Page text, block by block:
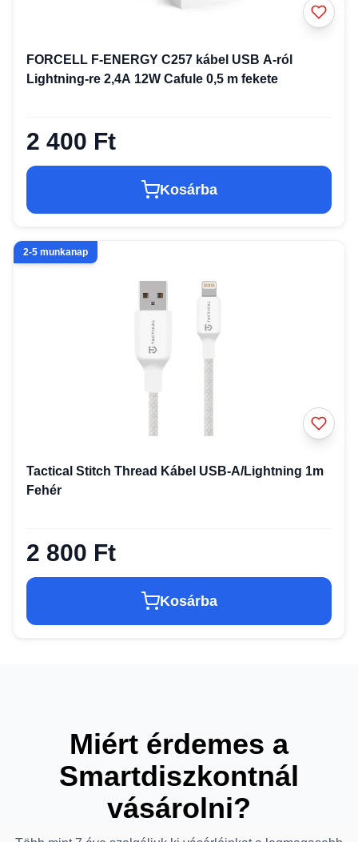
FORCELL F-ENERGY C257 kábel USB A-ról
Lightning-re 2,4A 12W Cafule 0,5 m fekete
2 400 Ft
Kosárba
2-5 munkanap
Tactical Stitch Thread Kábel USB-A/Lightning 1m
Fehér
2 800 Ft
Kosárba
Miért érdemes a
Smartdiszkontnál
vásárolni?